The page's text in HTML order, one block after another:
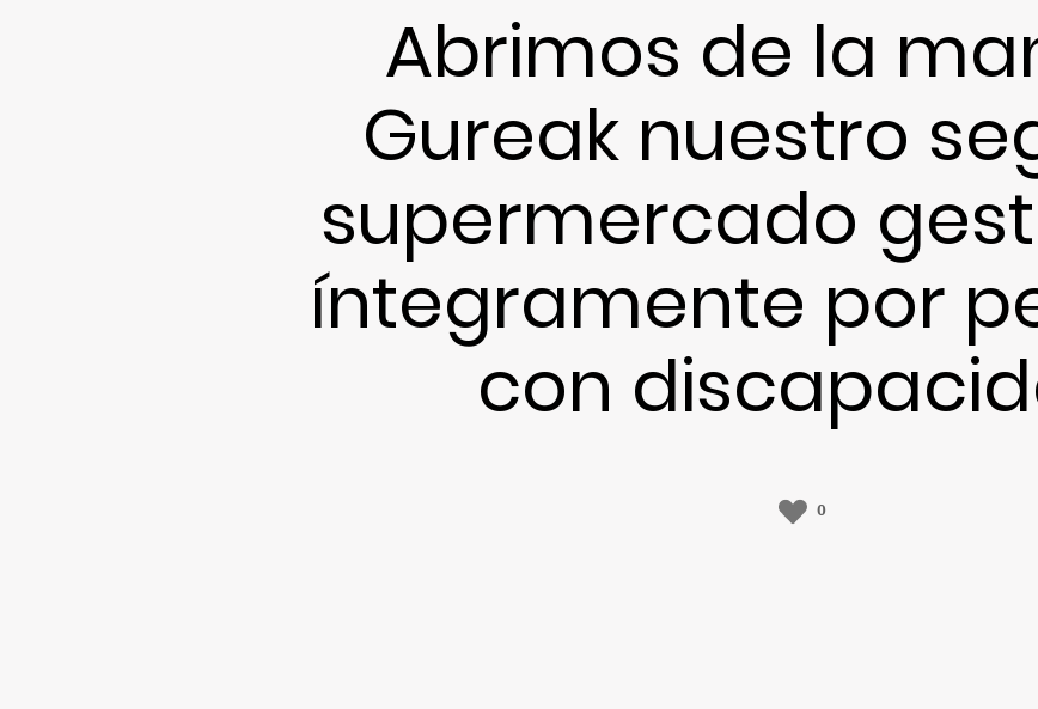
Abrimos de la
Gureak nuestro
supermercado
íntegramente por
con
0